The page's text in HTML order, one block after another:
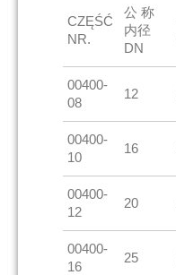
CZĘŚĆ
NR.
公 称
内径
DN
00400-
08
12
00400-
10
16
00400-
12
20
00400-
16
25